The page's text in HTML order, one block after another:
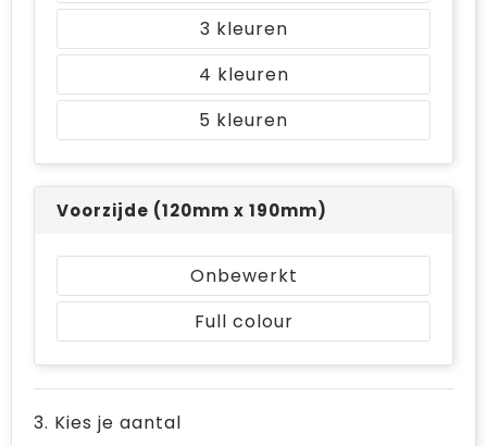
3
4
5
Voorzijde (120mm x 190mm)
Onbewerkt
Full colour
3. Kies je aantal